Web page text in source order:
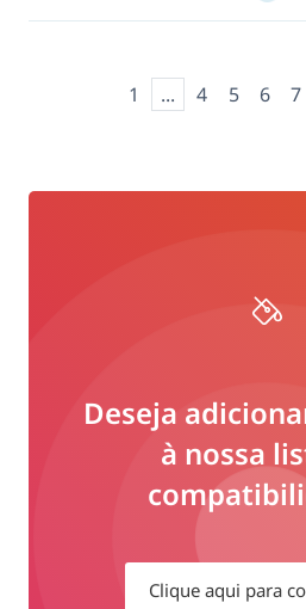
1 ... 4 5 6 7
Deseja
à nossa
Clique aqui para